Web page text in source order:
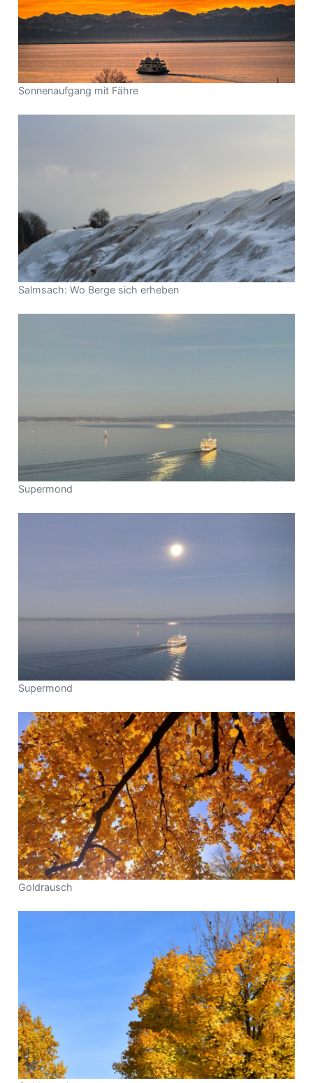
Sonnenaufgang mit Fähre
Salmsach: Wo Berge sich erheben
Supermond
Supermond
Goldrausch